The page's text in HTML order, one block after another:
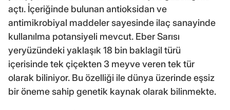
açtı. İçeriğinde bulunan antioksidan ve
antimikrobiyal maddeler sayesinde ilaç sanayinde
kullanılma potansiyeli mevcut. Eber Sarısı
yeryüzündeki yaklaşık 18 bin baklagil türü
içerisinde tek çiçekten 3 meyve veren tek tür
olarak biliniyor. Bu özelliği ile dünya üzerinde eşsiz
bir öneme sahip genetik kaynak olarak bilinmekte.